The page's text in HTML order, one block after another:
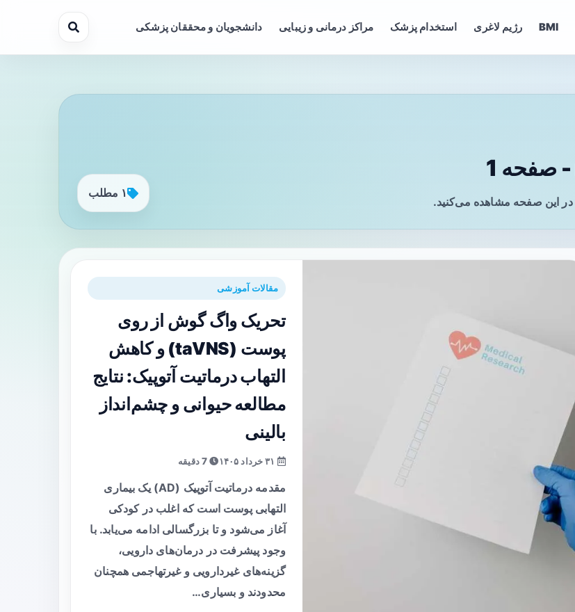
BMI رژیم لاغری استخدام پزشک مراکز درمانی و زیبایی دانشجویان و محققان پزشکی
۱ مطلب
مقالات آموزشی
تحریک واگ گوش از روی
پوست (taVNS) و کاهش
التهاب درماتیت آتوپیک: نتایج
مطالعه حیوانی و چشم‌انداز
بالینی
7 دقیقه
مقدمه درماتیت آتوپیک (AD) یک بیماری
التهابی پوست است که اغلب در کودکی
آغاز می‌شود و تا بزرگسالی ادامه می‌یابد. با
وجود پیشرفت در درمان‌های دارویی،
گزینه‌های غیر‌دارویی و غیر‌تهاجمی همچنان
محدودند و بسیاری…